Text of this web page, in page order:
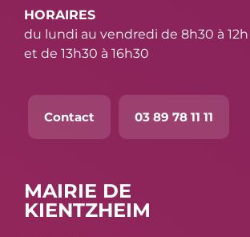
HORAIRES
du lundi au vendredi de 8h30 à 12h
et de 13h30 à 16h30
Contact 03 89 78 11 11
MAIRIE DE
KIENTZHEIM